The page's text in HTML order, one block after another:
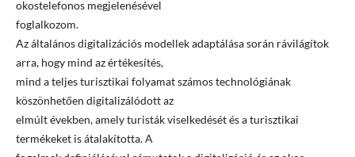
okostelefonos megjelenésével
foglalkozom.
Az általános digitalizációs modellek adaptálása során rávilágítok
arra, hogy mind az értékesítés,
mind a teljes turisztikai folyamat számos technológiának
köszönhetően digitalizálódott az
elmúlt években, amely turisták viselkedését és a turisztikai
termékeket is átalakította. A